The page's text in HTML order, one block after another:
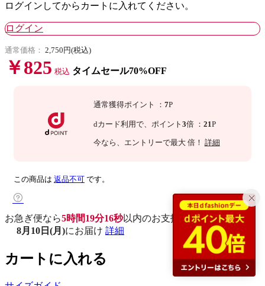
ログインしてからカートに入れてください。
ログイン
通常価格： 2,750円(税込)
￥825 税込 タイムセール70%OFF
通常獲得ポイント ： 7P
dカード利用で、 ポイント 3倍 ： 21P
今なら 、エントリーで最大 倍！ 詳細
この商品は 返品不可 です。
お急ぎ便なら5時間19分15秒以内のお支払いで
8月10日(月)にお届け 詳細
カートに入れる